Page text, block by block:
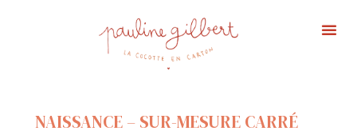
NAISSANCE – SUR-MESURE CARRÉ